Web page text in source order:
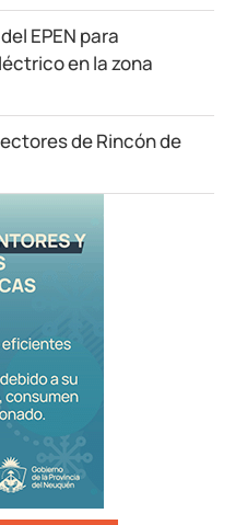
EPEN para
en la zona
de Rincón de